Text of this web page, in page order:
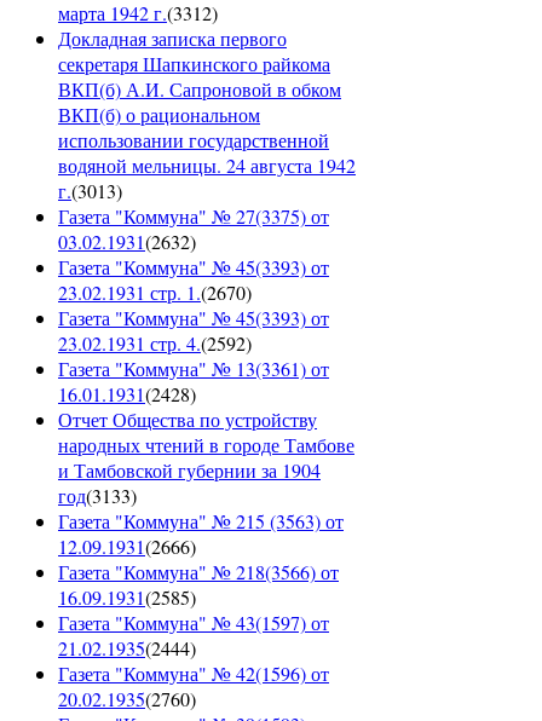
марта 1942 г.(3312)
Докладная записка первого
секретаря Шапкинского райкома
ВКП(б) А.И. Сапроновой в обком
ВКП(б) о рациональном
использовании государственной
водяной мельницы. 24 августа 1942
г.(3013)
Газета "Коммуна" № 27(3375) от
03.02.1931(2632)
Газета "Коммуна" № 45(3393) от
23.02.1931 стр. 1.(2670)
Газета "Коммуна" № 45(3393) от
23.02.1931 стр. 4.(2592)
Газета "Коммуна" № 13(3361) от
16.01.1931(2428)
Отчет Общества по устройству
народных чтений в городе Тамбове
и Тамбовской губернии за 1904
год(3133)
Газета "Коммуна" № 215 (3563) от
12.09.1931(2666)
Газета "Коммуна" № 218(3566) от
16.09.1931(2585)
Газета "Коммуна" № 43(1597) от
21.02.1935(2444)
Газета "Коммуна" № 42(1596) от
20.02.1935(2760)